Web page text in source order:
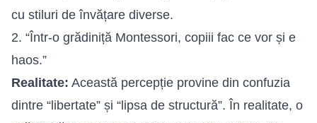
cu stiluri de învățare diverse.
2. “Într-o grădiniță Montessori, copiii fac ce vor și e
haos.”
Realitate: Această percepție provine din confuzia
dintre “libertate” și “lipsa de structură”. În realitate, o